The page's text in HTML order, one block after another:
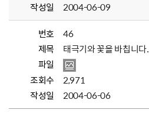
작성일
2004-06-09
번호
46
제목
태극기와 꽃을 바칩니다.
파일
조회수
2,971
작성일
2004-06-06